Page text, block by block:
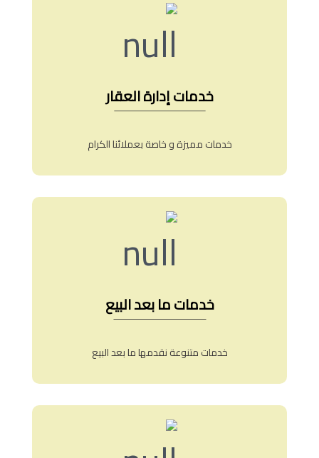
خدمات إدارة العقار
خدمات مميزة و خاصة بعملائنا الكرام
خدمات ما بعد البيع
خدمات متنوعة نقدمها ما بعد البيع